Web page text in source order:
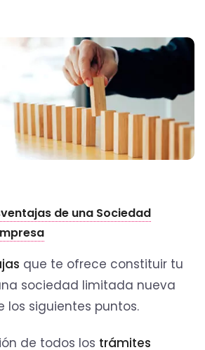
de una Sociedad
que te ofrece constituir tu
sociedad limitada nueva
los siguientes puntos.
de todos los trámites